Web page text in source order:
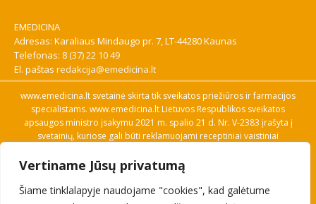
Vertiname Jūsų privatumą
Šiame tinklalapyje naudojame "cookies", kad galėtume
EMEDICINA
Adresas: Karaliaus Mindaugo pr. 7, LT-44280 Kaunas
Telefonas: 8 (37) 22 10 49
El. paštas redakcija@emedicina.lt
www.emedicina.lt svetainė skirta tik sveikatos priežiūros ir farmacijos
specialistams. www.emedicina.lt Lietuvos Respublikos sveikatos
apsaugos ministro įsakymu 2021 m. spalio 21 d. Nr. V-2383 įrašyta į
svetainių, kuriose gali būti reklamuojami receptiniai vaistiniai
savo profesinę kvalifikaciją. Naudingos nuorodos: Vaistų ir medicinos
pagalbos priemonių kainų paieška, VVKT tinklalapis, Sveikatos
priežiūros ar farmacijos specialisto pranešimo apie įtariamą